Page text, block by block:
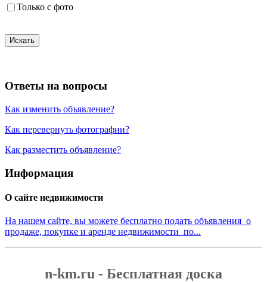
Только с фото
Искать
Ответы на вопросы
Как изменить объявление?
Как перевернуть фотографии?
Как разместить объявление?
Информация
О сайте недвижимости
На нашем сайте, вы можете бесплатно подать объявления о
продаже, покупке и аренде недвижимости по...
n-km.ru - Бесплатная доска